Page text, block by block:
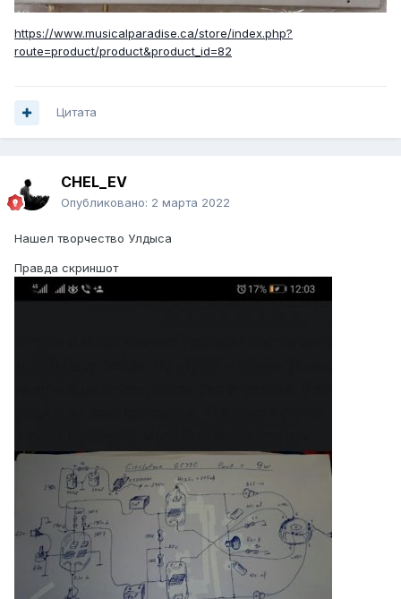
https://www.musicalparadise.ca/store/index.php?
route=product/product&product_id=82
Цитата
CHEL_EV
Опубликовано: 2 марта 2022
Нашел творчество Улдыса
Правда скриншот